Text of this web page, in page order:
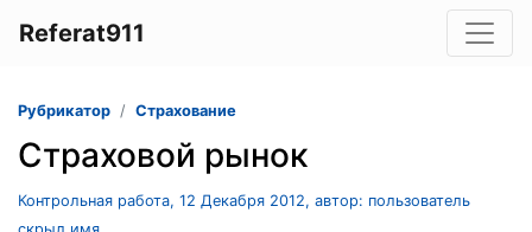
Referat911
Рубрикатор Страхование
Страховой рынок
Контрольная работа, 12 Декабря 2012, автор: пользователь